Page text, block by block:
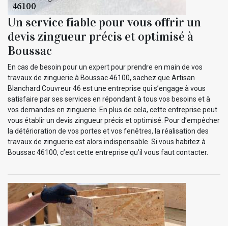
Un service fiable pour vous offrir un
devis zingueur précis et optimisé à
Boussac
En cas de besoin pour un expert pour prendre en main de vos
travaux de zinguerie à Boussac 46100, sachez que Artisan
Blanchard Couvreur 46 est une entreprise qui s’engage à vous
satisfaire par ses services en répondant à tous vos besoins et à
vos demandes en zinguerie. En plus de cela, cette entreprise peut
vous établir un devis zingueur précis et optimisé. Pour d’empêcher
la détérioration de vos portes et vos fenêtres, la réalisation des
travaux de zinguerie est alors indispensable. Si vous habitez à
Boussac 46100, c’est cette entreprise qu’il vous faut contacter.